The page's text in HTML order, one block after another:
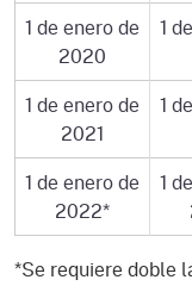
1 de enero de
2020
1
1 de enero de
2021
1
1 de enero de
2022*
1
*Se requiere doble